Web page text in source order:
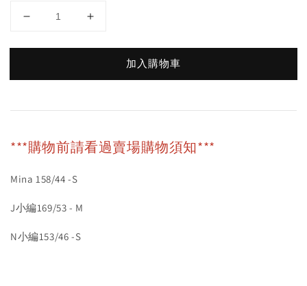
加入購物車
***購物前請看過賣場購物須知***
Mina 158/44 -S
J小編169/53 - M
N小編153/46 -S